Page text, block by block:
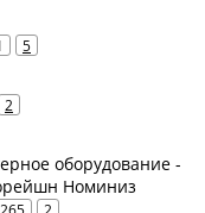
5
2
оборудование -
Номиниз